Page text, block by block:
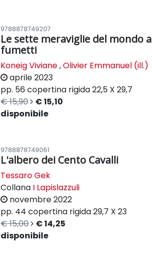
9788878749207
Le sette meraviglie del mondo a
fumetti
Koneig Viviane,Olivier Emmanuel (ill.)
aprile 2023
pp. 56 copertina rigida22,5 X 29,7
€ 15,90
€ 15,10
disponibile
9788878749061
L'albero dei Cento Cavalli
Tessaro Gek
Collana I Lapislazzuli
novembre 2022
pp. 44 copertina rigida29,7 X 23
€ 15,00
€ 14,25
disponibile